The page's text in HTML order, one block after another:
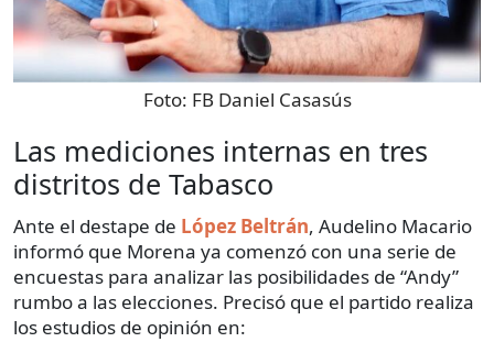
Foto: FB Daniel Casasús
Las mediciones internas en tres
distritos de Tabasco
Ante el destape de López Beltrán, Audelino Macario
informó que Morena ya comenzó con una serie de
encuestas para analizar las posibilidades de “Andy”
rumbo a las elecciones. Precisó que el partido realiza
los estudios de opinión en: